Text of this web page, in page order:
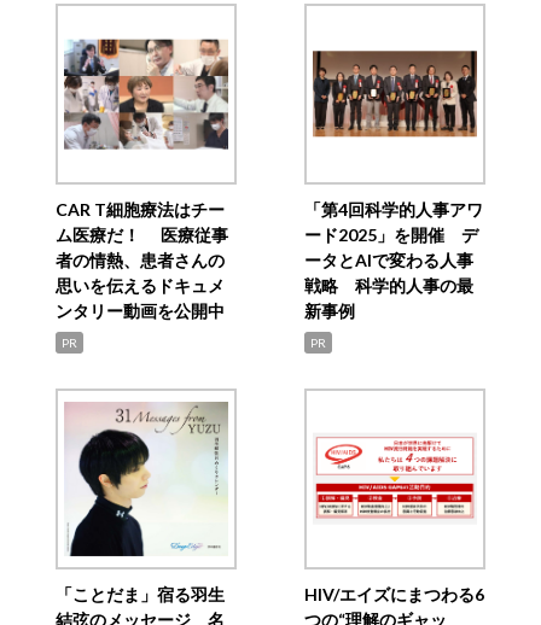
CAR T細胞療法はチー
ム医療だ！ 医療従事
者の情熱、患者さんの
思いを伝えるドキュメ
ンタリー動画を公開中
PR
「第4回科学的人事アワ
ード2025」を開催 デ
ータとAIで変わる人事
戦略 科学的人事の最
新事例
PR
「ことだま」宿る羽生
結弦のメッセージ 名
HIV/エイズにまつわる6
つの“理解のギャッ